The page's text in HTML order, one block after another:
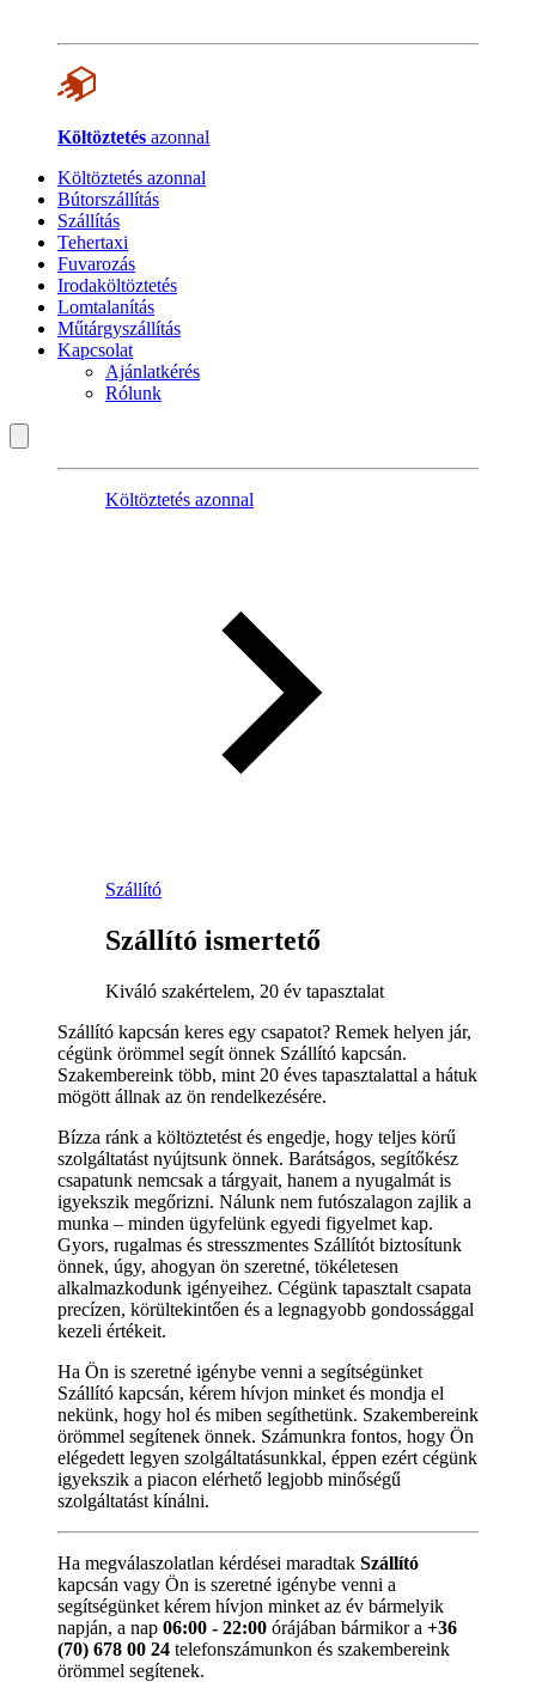
Költöztetés azonnal
Költöztetés azonnal
Bútorszállítás
Szállítás
Tehertaxi
Fuvarozás
Irodaköltöztetés
Lomtalanítás
Műtárgyszállítás
Kapcsolat
Ajánlatkérés
Rólunk
Költöztetés azonnal
Szállító
Szállító ismertető
Kiváló szakértelem, 20 év tapasztalat
Szállító kapcsán keres egy csapatot? Remek helyen jár,
cégünk örömmel segít önnek Szállító kapcsán.
Szakembereink több, mint 20 éves tapasztalattal a hátuk
mögött állnak az ön rendelkezésére.
Bízza ránk a költöztetést és engedje, hogy teljes körű
szolgáltatást nyújtsunk önnek. Barátságos, segítőkész
csapatunk nemcsak a tárgyait, hanem a nyugalmát is
igyekszik megőrizni. Nálunk nem futószalagon zajlik a
munka – minden ügyfelünk egyedi figyelmet kap.
Gyors, rugalmas és stresszmentes Szállítót biztosítunk
önnek, úgy, ahogyan ön szeretné, tökéletesen
alkalmazkodunk igényeihez. Cégünk tapasztalt csapata
precízen, körültekintően és a legnagyobb gondossággal
kezeli értékeit.
Ha Ön is szeretné igénybe venni a segítségünket
Szállító kapcsán, kérem hívjon minket és mondja el
nekünk, hogy hol és miben segíthetünk. Szakembereink
örömmel segítenek önnek. Számunkra fontos, hogy Ön
elégedett legyen szolgáltatásunkkal, éppen ezért cégünk
igyekszik a piacon elérhető legjobb minőségű
szolgáltatást kínálni.
Ha megválaszolatlan kérdései maradtak Szállító
kapcsán vagy Ön is szeretné igénybe venni a
segítségünket kérem hívjon minket az év bármelyik
napján, a nap 06:00 - 22:00 órájában bármikor a +36
(70) 678 00 24 telefonszámunkon és szakembereink
örömmel segítenek.